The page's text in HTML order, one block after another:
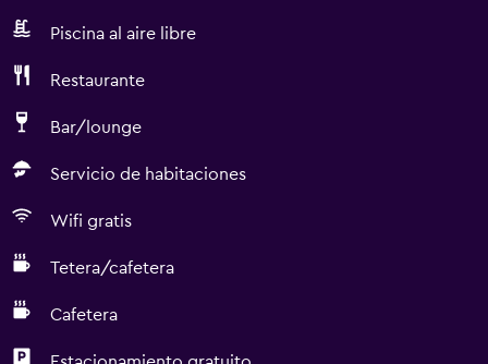
Piscina al aire libre
Restaurante
Bar/lounge
Servicio de habitaciones
Wifi gratis
Tetera/cafetera
Cafetera